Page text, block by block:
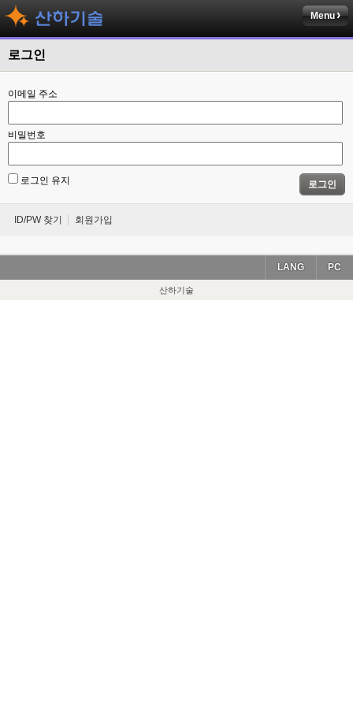
Menu
로그인
이메일 주소
비밀번호
로그인 유지 로그인
ID/PW 찾기 회원가입
PC
LANG
산하기술